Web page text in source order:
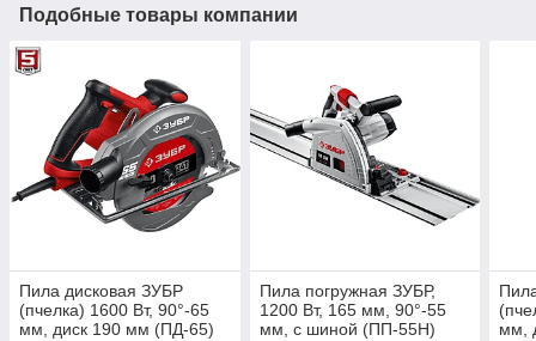
Подобные товары компании
Пила дисковая ЗУБР
(пчелка) 1600 Вт, 90°-65
мм, диск 190 мм (ПД-65)
Пила погружная ЗУБР,
1200 Вт, 165 мм, 90°-55
мм, с шиной (ПП-55Н)
мм,